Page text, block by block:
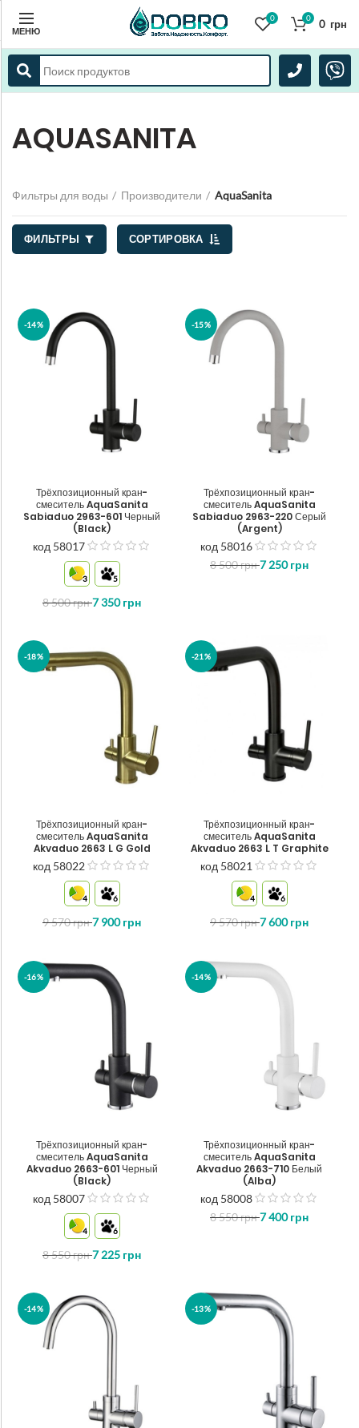
МЕНЮ
0 0 0 грн
AQUASANITA
Фильтры для воды Производители AquaSanita
ФИЛЬТРЫ СОРТИРОВКА
-14%
Трёхпозиционный кран-
смеситель AquaSanita
Sabiaduo 2963-601 Черный
(Black)
код 58017
3 5
8 500грн7 350грн
-15%
Трёхпозиционный кран-
смеситель AquaSanita
Sabiaduo 2963-220 Серый
(Argent)
код 58016
8 500грн7 250грн
-18%
Трёхпозиционный кран-
смеситель AquaSanita
Akvaduo 2663 L G Gold
код 58022
4 6
9 570грн7 900грн
-21%
Трёхпозиционный кран-
смеситель AquaSanita
Akvaduo 2663 L T Graphite
код 58021
4 6
9 570грн7 600грн
-16%
Трёхпозиционный кран-
смеситель AquaSanita
Akvaduo 2663-601 Черный
(Black)
код 58007
4 6
8 550грн7 225 грн
-14%
Трёхпозиционный кран-
смеситель AquaSanita
Akvaduo 2663-710 Белый
(Alba)
код 58008
8 550грн7 400грн
-14% -13%